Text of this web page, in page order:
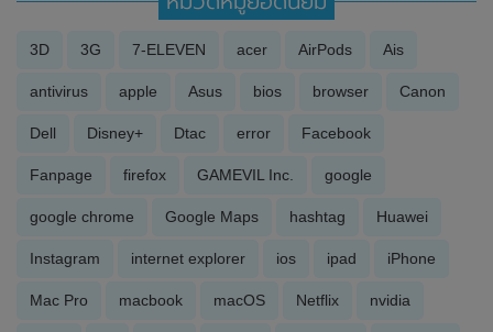
3D 3G 7-ELEVEN acer AirPods Ais
antivirus apple Asus bios browser Canon
Dell Disney+ Dtac error Facebook
Fanpage firefox GAMEVIL Inc. google
google chrome Google Maps hashtag Huawei
Instagram internet explorer ios ipad iPhone
Mac Pro macbook macOS Netflix nvidia